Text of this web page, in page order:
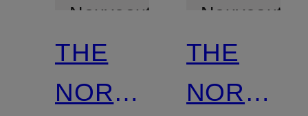
Nouveautés
THE
NORTH
Nouveautés
THE
NORTH